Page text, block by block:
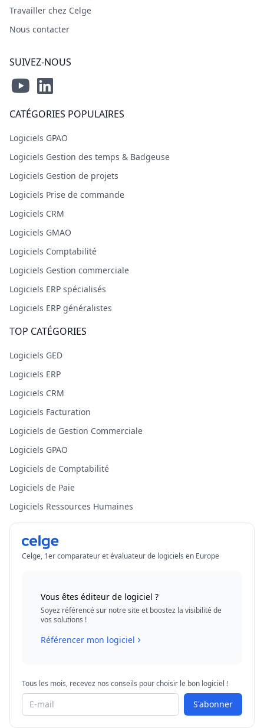
Travailler chez Celge
Nous contacter
SUIVEZ-NOUS
CATÉGORIES POPULAIRES
Logiciels GPAO
Logiciels Gestion des temps & Badgeuse
Logiciels Gestion de projets
Logiciels Prise de commande
Logiciels CRM
Logiciels GMAO
Logiciels Comptabilité
Logiciels Gestion commerciale
Logiciels ERP spécialisés
Logiciels ERP généralistes
TOP CATÉGORIES
Logiciels GED
Logiciels ERP
Logiciels CRM
Logiciels Facturation
Logiciels de Gestion Commerciale
Logiciels GPAO
Logiciels de Comptabilité
Logiciels de Paie
Logiciels Ressources Humaines
Celge, 1er comparateur et évaluateur de logiciels en Europe
Vous êtes éditeur de logiciel ?
Soyez référencé sur notre site et boostez la visibilité de
vos solutions !
Référencer mon logiciel
Tous les mois, recevez nos conseils pour choisir le bon logiciel !
S'abonner